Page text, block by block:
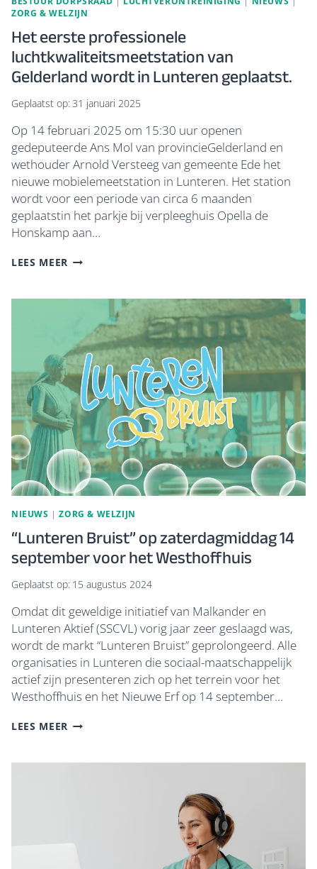
ZORG & WELZIJN
Het eerste professionele
luchtkwaliteitsmeetstation van
Gelderland wordt in Lunteren geplaatst.
Geplaatst op:31 januari 2025
Op 14 februari 2025 om 15:30 uur openen
gedeputeerde Ans Mol van provincieGelderland en
wethouder Arnold Versteeg van gemeente Ede het
nieuwe mobielemeetstation in Lunteren. Het station
wordt voor een periode van circa 6 maanden
geplaatstin het parkje bij verpleeghuis Opella de
Honskamp aan…
LEES MEER HET
LUCHTKWALITEITSMEETSTATION
GELDERLAND
WORDT
IN
LUNTEREN
GEPLAATST.
NIEUWS |ZORG & WELZIJN
“Lunteren Bruist” op zaterdagmiddag 14
september voor het Westhoffhuis
Geplaatst op: 15 augustus 2024
Omdat dit geweldige initiatief van Malkander en
Lunteren Aktief (SSCVL) vorig jaar zeer geslaagd was,
wordt de markt “Lunteren Bruist” geprolongeerd. Alle
organisaties in Lunteren die sociaal-maatschappelijk
actief zijn presenteren zich op het terrein voor het
Westhoffhuis en het Nieuwe Erf op 14 september…
LEES MEER “LUNTEREN
ZATERDAGMIDDAG